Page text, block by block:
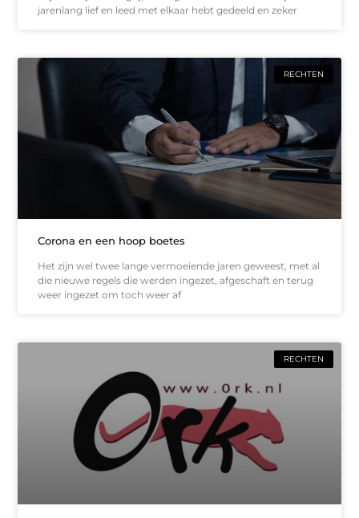
jarenlang lief en leed met elkaar hebt gedeeld en zeker
RECHTEN
Corona en een hoop boetes
Het zijn wel twee lange vermoeiende jaren geweest, met al
die nieuwe regels die werden ingezet, afgeschaft en terug
weer ingezet om toch weer af
RECHTEN